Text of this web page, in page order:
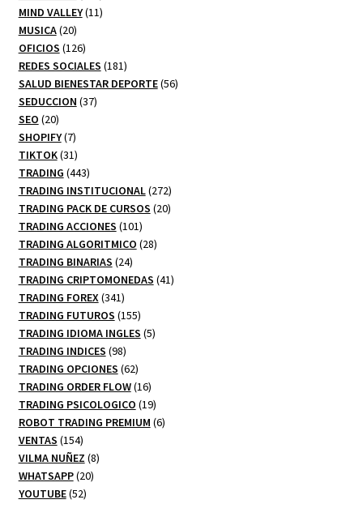
productos
MIND VALLEY 1111
MUSICA 2020
productos
OFICIOS 126126
productos
REDES SOCIALES 181181
productos
SALUD BIENESTAR DEPORTE 5656
SEDUCCION 3737
SEO 2020
productos
SHOPIFY 77
productos
TIKTOK 3131
productos
TRADING 443443
productos
TRADING INSTITUCIONAL 272272
productos
TRADING PACK DE CURSOS 2020
TRADING ACCIONES 101101
productos
TRADING ALGORITMICO 2828
TRADING BINARIAS 2424
productos
TRADING CRIPTOMONEDAS 4141
TRADING FOREX 341341
productos
TRADING FUTUROS 155155
productos
TRADING IDIOMA INGLES 55
TRADING INDICES 9898
productos
TRADING OPCIONES 6262
productos
TRADING ORDER FLOW 1616
productos
TRADING PSICOLOGICO 1919
productos
ROBOT TRADING PREMIUM 66
VENTAS 154154
productos
VILMA NUÑEZ 88
WHATSAPP 2020
YOUTUBE 5252